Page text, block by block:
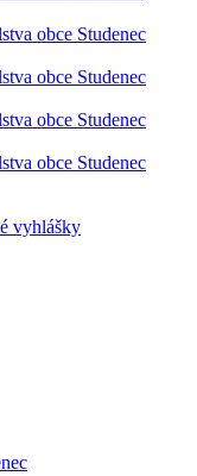
obce Studenec
obce Studenec
obce Studenec
obce Studenec
vyhlášky